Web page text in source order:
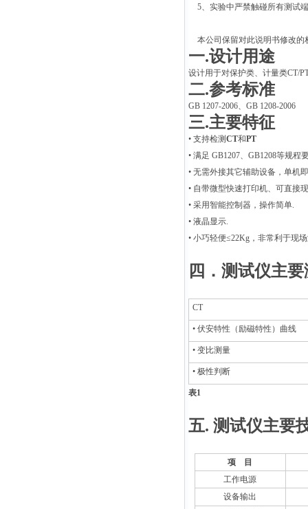
5、实验中严禁触碰所有测试
本公司保留对此说明书修改
一.设计用途
设计用于对保护类、计量类CT/
二.参考标准
GB 1207-2006、 GB 1208-2006
三.主要特征
• 支持检测CT和PT
• 满足 GB1207、GB1208等规程
• 无需外接其它辅助设备，单机
• 自带微型快速打印机、可直接
• 采用智能控制器，操作简单.
• 液晶显示.
• 小巧轻便≤22Kg，非常利于现
四．测试仪主
CT
•伏安特性（励磁特性）曲线
•变比测量
•极性判断
表1
五. 测试仪主要
项 目
工作电源
设备输出